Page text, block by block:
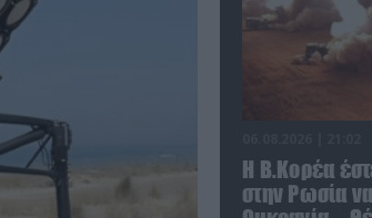
Η Β.Κορέα
στην Ρωσία